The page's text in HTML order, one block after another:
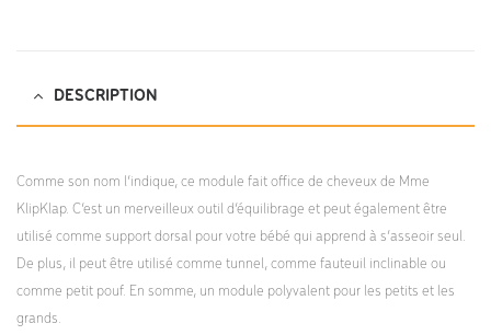
DESCRIPTION
Comme son nom l’indique, ce module fait office de cheveux de Mme
KlipKlap. C’est un merveilleux outil d’équilibrage et peut également être
utilisé comme support dorsal pour votre bébé qui apprend à s’asseoir seul.
De plus, il peut être utilisé comme tunnel, comme fauteuil inclinable ou
comme petit pouf. En somme, un module polyvalent pour les petits et les
grands.